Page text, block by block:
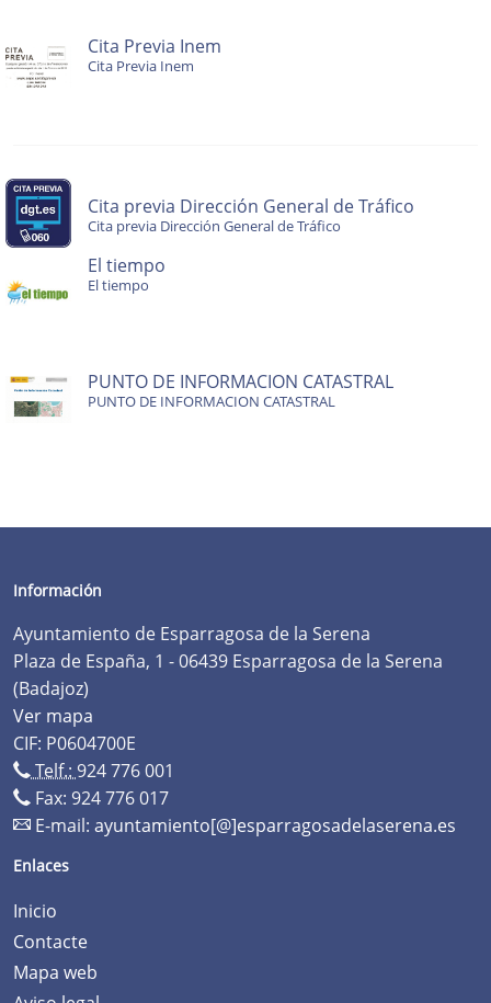
Cita Previa Inem
Cita Previa Inem
Cita previa Dirección General de Tráfico
Cita previa Dirección General de Tráfico
El tiempo
El tiempo
PUNTO DE INFORMACION CATASTRAL
PUNTO DE INFORMACION CATASTRAL
Información
Ayuntamiento de Esparragosa de la Serena
Plaza de España, 1 - 06439 Esparragosa de la Serena
(Badajoz)
Ver mapa
CIF: P0604700E
Telf.: 924 776 001
Fax: 924 776 017
E-mail: ayuntamiento[@]esparragosadelaserena.es
Enlaces
Inicio
Contacte
Mapa web